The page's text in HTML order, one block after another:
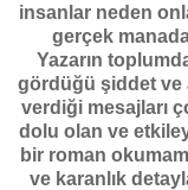
insanlar neden
gerçek
Yazarın
gördüğü şiddet ve
verdiği mesajları
dolu olan ve
bir roman
ve karanlık